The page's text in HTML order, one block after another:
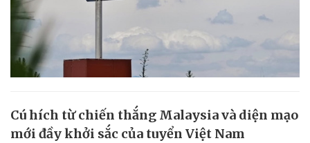
Cú hích từ chiến thắng Malaysia và diện mạo
mới đầy khởi sắc của tuyển Việt Nam